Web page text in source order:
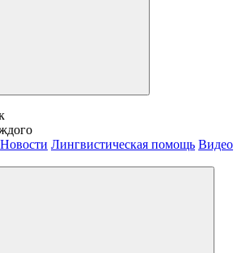
Новости Лингвистическая помощь Видео